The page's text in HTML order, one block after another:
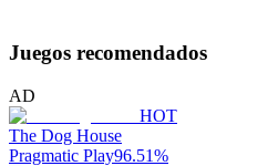
Juegos recomendados
AD
HOT
The Dog House
Pragmatic Play96.51%